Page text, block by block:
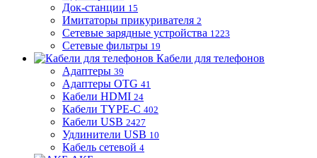
Док-станции 15
Имитаторы прикуривателя 2
Сетевые зарядные устройства 1223
Сетевые фильтры 19
Кабели для телефонов
Адаптеры 39
Адаптеры OTG 41
Кабели HDMI 24
Кабели TYPE-C 402
Кабели USB 2427
Удлинители USB 10
Кабель сетевой 4